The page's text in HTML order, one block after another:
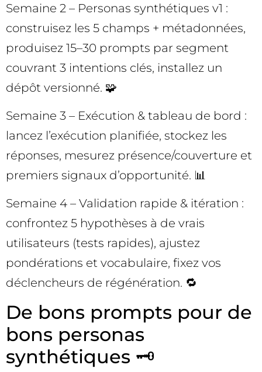
Semaine 2 – Personas synthétiques v1 :
construisez les 5 champs + métadonnées,
produisez 15–30 prompts par segment
couvrant 3 intentions clés, installez un
dépôt versionné. 🧩
Semaine 3 – Exécution & tableau de bord :
lancez l’exécution planifiée, stockez les
réponses, mesurez présence/couverture et
premiers signaux d’opportunité. 📊
Semaine 4 – Validation rapide & itération :
confrontez 5 hypothèses à de vrais
utilisateurs (tests rapides), ajustez
pondérations et vocabulaire, fixez vos
déclencheurs de régénération. 🔁
De bons prompts pour de
bons personas
synthétiques 🗝️